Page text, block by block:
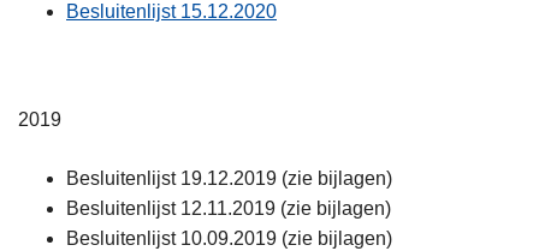
Besluitenlijst 15.12.2020
2019
Besluitenlijst 19.12.2019 (zie bijlagen)
Besluitenlijst 12.11.2019 (zie bijlagen)
Besluitenlijst 10.09.2019 (zie bijlagen)